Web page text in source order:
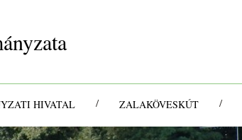
HIVATAL / ZALAKÖVESKÚT /